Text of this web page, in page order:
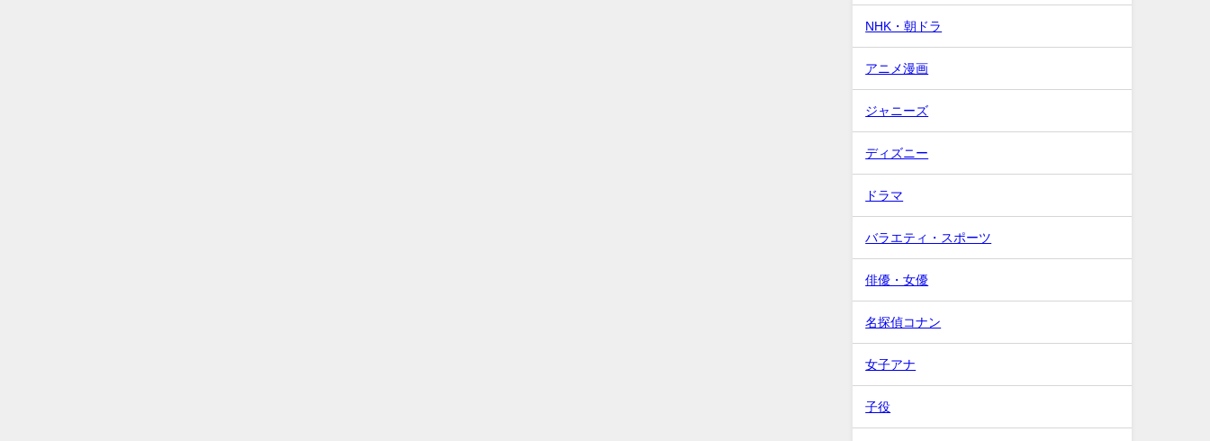
NHK・朝ドラ
アニメ漫画
ジャニーズ
ディズニー
ドラマ
バラエティ・スポーツ
俳優・女優
名探偵コナン
女子アナ
子役